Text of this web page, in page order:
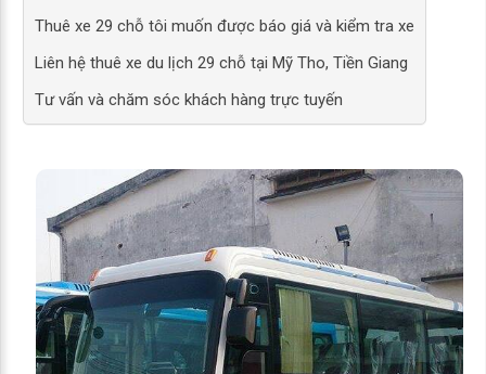
Thuê xe 29 chỗ tôi muốn được báo giá và kiểm tra xe
Liên hệ thuê xe du lịch 29 chỗ tại Mỹ Tho, Tiền Giang
Tư vấn và chăm sóc khách hàng trực tuyến